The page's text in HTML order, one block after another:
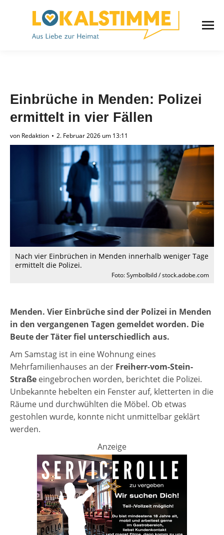
Einbrüche in Menden: Polizei
ermittelt in vier Fällen
von Redaktion 2. Februar 2026 um 13:11
Nach vier Einbrüchen in Menden innerhalb weniger Tage
ermittelt die Polizei.
Foto: Symbolbild / stock.adobe.com
Menden. Vier Einbrüche sind der Polizei in Menden
in den vergangenen Tagen gemeldet worden. Die
Beute der Täter fiel unterschiedlich aus.
Am Samstag ist in eine Wohnung eines
Mehrfamilienhauses an der Freiherr-vom-Stein-
Straße eingebrochen worden, berichtet die Polizei.
Unbekannte hebelten ein Fenster auf, kletterten in die
Räume und durchwühlten die Möbel. Ob etwas
gestohlen wurde, konnte nicht unmittelbar geklärt
werden.
Anzeige